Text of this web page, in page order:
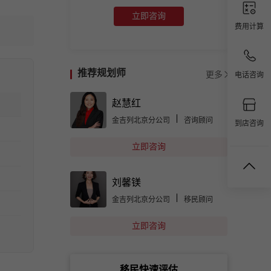
费用计算
电话咨询
到店咨询
立即咨询
推荐规划师 更多
赵慧红
金吉列北京分公司 咨询顾问
立即咨询
刘馨镁
金吉列北京分公司 移民顾问
立即咨询